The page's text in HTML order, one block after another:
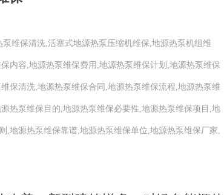
维保清洗,活塞式地源热泵压缩机维保,地源热泵机组维
内容,地源热泵维保费用,地源热泵维保计划,地源热泵维保
保清洗,地源热泵维保合同,地源热泵维保流程,地源热泵维
热泵维保目的,地源热泵维保必要性,地源热泵维保项目,地
,地源热泵维保靠谱,地源热泵维保单位,地源热泵维保厂家,